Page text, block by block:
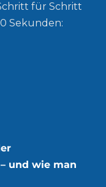
für Schritt
Sekunden:
und wie man